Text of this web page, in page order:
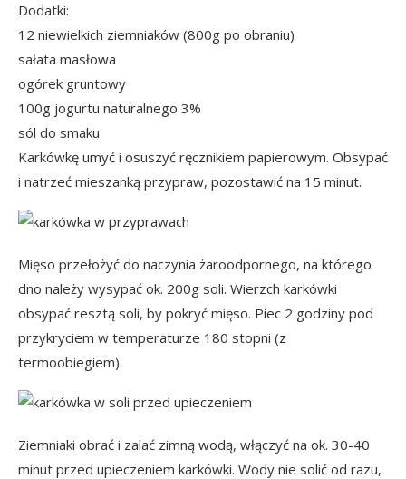
Dodatki:
12 niewielkich ziemniaków (800g po obraniu)
sałata masłowa
ogórek gruntowy
100g jogurtu naturalnego 3%
sól do smaku
Karkówkę umyć i osuszyć ręcznikiem papierowym. Obsypać
i natrzeć mieszanką przypraw, pozostawić na 15 minut.
Mięso przełożyć do naczynia żaroodpornego, na którego
dno należy wysypać ok. 200g soli. Wierzch karkówki
obsypać resztą soli, by pokryć mięso. Piec 2 godziny pod
przykryciem w temperaturze 180 stopni (z
termoobiegiem).
Ziemniaki obrać i zalać zimną wodą, włączyć na ok. 30-40
minut przed upieczeniem karkówki. Wody nie solić od razu,